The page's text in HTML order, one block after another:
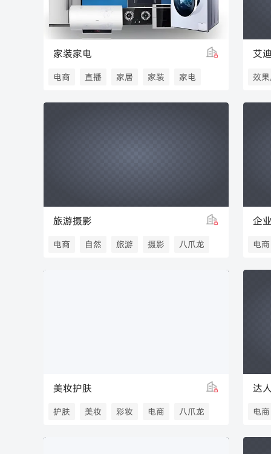
家装家电
电商 直播 家居 家装
家电
八爪龙
艾
效
视
旅游摄影
电商 自然 旅游 摄影 八爪龙
企
电商
八
美妆护肤
护肤 美妆 彩妆 电商 八爪龙
达
电商